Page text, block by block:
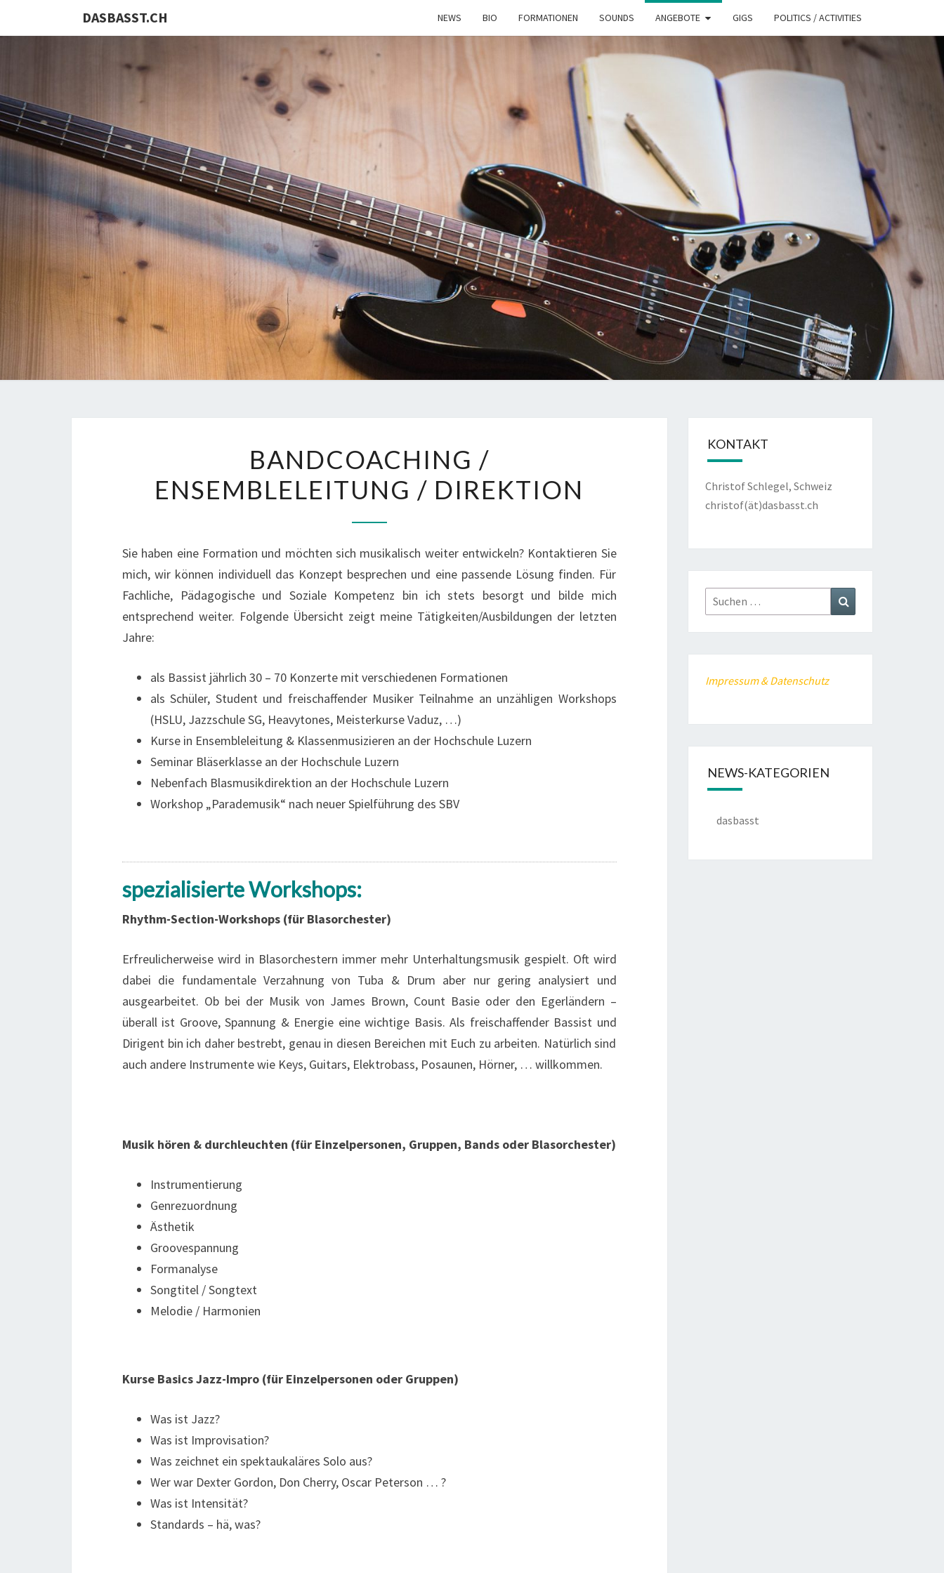
DASBASST.CH NEWS BIO FORMATIONEN SOUNDS ANGEBOTE GIGS POLITICS / ACTIVITIES
DASBASST.CH
Christof
Schlegel
/
ENSEMBLELEITUNG
/
DIREKTION
BANDCOACHING /
ENSEMBLELEITUNG / DIREKTION
Sie haben eine Formation und möchten sich musikalisch weiter entwickeln? Kontaktieren Sie
mich, wir können individuell das Konzept besprechen und eine passende Lösung finden. Für
Fachliche, Pädagogische und Soziale Kompetenz bin ich stets besorgt und bilde mich
entsprechend weiter. Folgende Übersicht zeigt meine Tätigkeiten/Ausbildungen der letzten
Jahre:
als Bassist jährlich 30 – 70 Konzerte mit verschiedenen Formationen
als Schüler, Student und freischaffender Musiker Teilnahme an unzähligen Workshops
(HSLU, Jazzschule SG, Heavytones, Meisterkurse Vaduz, …)
Kurse in Ensembleleitung & Klassenmusizieren an der Hochschule Luzern
Seminar Bläserklasse an der Hochschule Luzern
Nebenfach Blasmusikdirektion an der Hochschule Luzern
Workshop „Parademusik“ nach neuer Spielführung des SBV
spezialisierte Workshops:
Rhythm-Section-Workshops (für Blasorchester)
Erfreulicherweise wird in Blasorchestern immer mehr Unterhaltungsmusik gespielt. Oft wird
dabei die fundamentale Verzahnung von Tuba & Drum aber nur gering analysiert und
ausgearbeitet. Ob bei der Musik von James Brown, Count Basie oder den Egerländern –
überall ist Groove, Spannung & Energie eine wichtige Basis. Als freischaffender Bassist und
Dirigent bin ich daher bestrebt, genau in diesen Bereichen mit Euch zu arbeiten. Natürlich sind
auch andere Instrumente wie Keys, Guitars, Elektrobass, Posaunen, Hörner, … willkommen.
Musik hören & durchleuchten (für Einzelpersonen, Gruppen, Bands oder Blasorchester)
Instrumentierung
Genrezuordnung
Ästhetik
Groovespannung
Formanalyse
Songtitel / Songtext
Melodie / Harmonien
Kurse Basics Jazz-Impro (für Einzelpersonen oder Gruppen)
Was ist Jazz?
Was ist Improvisation?
Was zeichnet ein spektaukaläres Solo aus?
Wer war Dexter Gordon, Don Cherry, Oscar Peterson … ?
Was ist Intensität?
Standards – hä, was?
KONTAKT
Christof Schlegel, Schweiz
christof(ät)dasbasst.ch
Suche
nach:
Impressum & Datenschutz
NEWS-KATEGORIEN
dasbasst